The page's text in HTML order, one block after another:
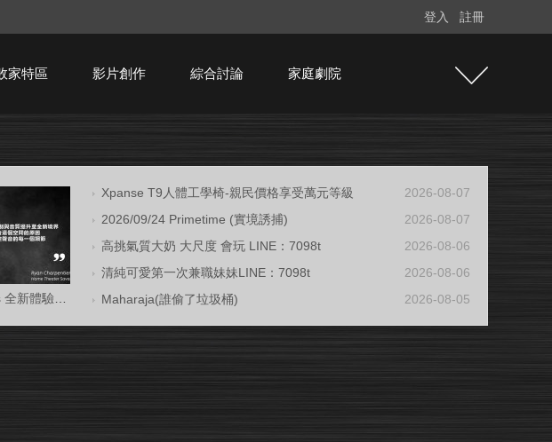
登入 註冊
家特區 影片創作 綜合討論 家庭劇院
Xpanse T9人體工學椅-親民價格享受萬元等級
2026-08-07
2026/09/24 Primetime (實境誘捕)
2026-08-07
高挑氣質大奶 大尺度 會玩 LINE：7098t
2026-08-06
清純可愛第一次兼職妹妹LINE：7098t
2026-08-06
Maharaja(誰偷了垃圾桶)
2026-08-05